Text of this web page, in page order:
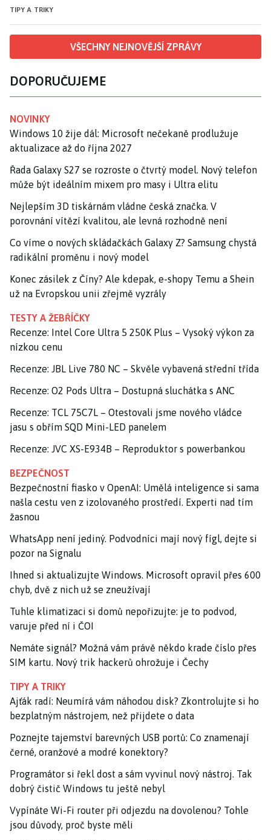
TIPY A TRIKY
VŠECHNY NEJNOVĚJŠÍ ZPRÁVY
DOPORUČUJEME
NOVINKY
Windows 10 žije dál: Microsoft nečekaně prodlužuje
aktualizace až do října 2027
Řada Galaxy S27 se rozroste o čtvrtý model. Nový telefon
může být ideálním mixem pro masy i Ultra elitu
Nejlepším 3D tiskárnám vládne česká značka. V
porovnání vítězí kvalitou, ale levná rozhodně není
Co víme o nových skládačkách Galaxy Z? Samsung chystá
radikální proměnu i nový model
Konec zásilek z Číny? Ale kdepak, e-shopy Temu a Shein
už na Evropskou unii zřejmě vyzrály
TESTY A ŽEBŘÍČKY
Recenze: Intel Core Ultra 5 250K Plus – Vysoký výkon za
nízkou cenu
Recenze: JBL Live 780 NC – Skvěle vybavená střední třída
Recenze: O2 Pods Ultra – Dostupná sluchátka s ANC
Recenze: TCL 75C7L – Otestovali jsme nového vládce
jasu s obřím SQD Mini-LED panelem
Recenze: JVC XS-E934B – Reproduktor s powerbankou
BEZPEČNOST
Bezpečnostní fiasko v OpenAI: Umělá inteligence si sama
našla cestu ven z izolovaného prostředí. Experti nad tím
žasnou
WhatsApp není jediný. Podvodníci mají nový fígl, dejte si
pozor na Signalu
Ihned si aktualizujte Windows. Microsoft opravil přes 600
chyb, dvě z nich už se zneužívají
Tuhle klimatizaci si domů nepořizujte: je to podvod,
varuje před ní i ČOI
Nemáte signál? Možná vám právě někdo krade číslo přes
SIM kartu. Nový trik hackerů ohrožuje i Čechy
TIPY A TRIKY
Ajťák radí: Neumírá vám náhodou disk? Zkontrolujte si ho
bezplatným nástrojem, než přijdete o data
Poznejte tajemství barevných USB portů: Co znamenají
černé, oranžové a modré konektory?
Programátor si řekl dost a sám vyvinul nový nástroj. Tak
dobrý čistič Windows tu ještě nebyl
Vypínáte Wi-Fi router při odjezdu na dovolenou? Tohle
jsou důvody, proč byste měli